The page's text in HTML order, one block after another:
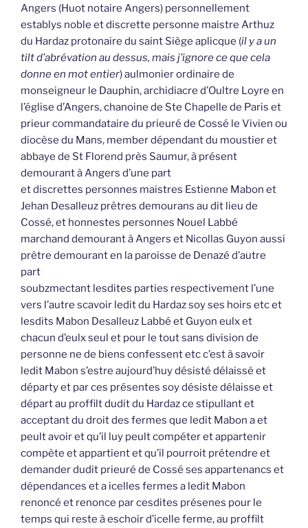
Angers (Huot notaire Angers) personnellement
establys noble et discrette personne maistre Arthuz
du Hardaz protonaire du saint Siège aplicque (il y a un
tilt d’abrévation au dessus, mais j’ignore ce que cela
donne en mot entier) aulmonier ordinaire de
monseigneur le Dauphin, archidiacre d’Oultre Loyre en
l’église d’Angers, chanoine de Ste Chapelle de Paris et
prieur commandataire du prieuré de Cossé le Vivien ou
diocèse du Mans, member dépendant du moustier et
abbaye de St Florend près Saumur, à présent
demourant à Angers d’une part
et discrettes personnes maistres Estienne Mabon et
Jehan Desalleuz prêtres demourans au dit lieu de
Cossé, et honnestes personnes Nouel Labbé
marchand demourant à Angers et Nicollas Guyon aussi
prêtre demourant en la paroisse de Denazé d’autre
part
soubzmectant lesdites parties respectivement l’une
vers l’autre scavoir ledit du Hardaz soy ses hoirs etc et
lesdits Mabon Desalleuz Labbé et Guyon eulx et
chacun d’eulx seul et pour le tout sans division de
personne ne de biens confessent etc c’est à savoir
ledit Mabon s’estre aujourd’huy désisté délaissé et
départy et par ces présentes soy désiste délaisse et
départ au proffilt dudit du Hardaz ce stipullant et
acceptant du droit des fermes que ledit Mabon a et
peult avoir et qu’il luy peult compéter et appartenir
compète et appartient et qu’il pourroit prétendre et
demander dudit prieuré de Cossé ses appartenancs et
dépendances et a icelles fermes a ledit Mabon
renoncé et renonce par cesdites présenes pour le
temps qui reste à eschoir d’icelle ferme, au proffilt